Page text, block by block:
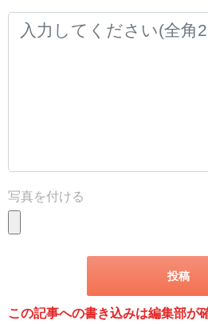
写真を付ける
この記事への書き込みは編集部が